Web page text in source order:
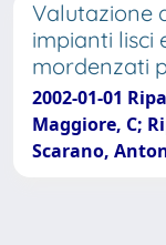
Valutazione
impianti lisci
mordenzati
2002-01-01
Maggiore, C;
Scarano,